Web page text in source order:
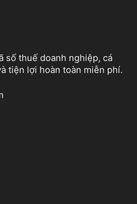
số thuế doanh nghiệp, cá
tiện lợi hoàn toàn miễn phí.